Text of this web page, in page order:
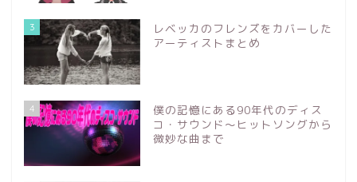
3
レベッカのフレンズをカバーした
アーティストまとめ
4
僕の記憶にある90年代のディス
コ・サウンド～ヒットソングから
微妙な曲まで